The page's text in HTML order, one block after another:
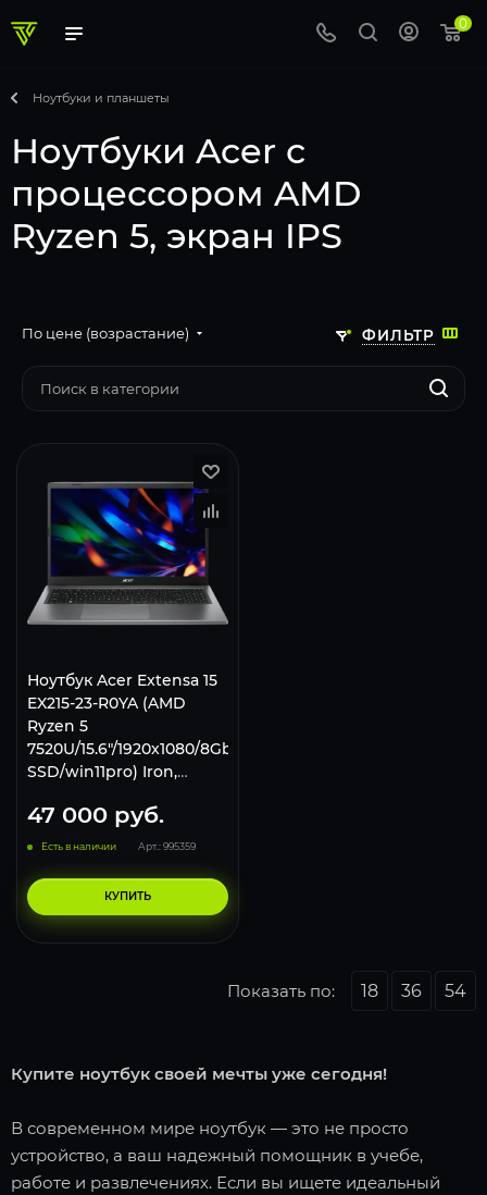
0
Ноутбуки и планшеты
Ноутбуки Acer с
процессором AMD
Ryzen 5, экран IPS
ФИЛЬТР
По цене (возрастание)
Ноутбук Acer Extensa 15
EX215-23-R0YA (AMD
Ryzen 5
7520U/15.6"/1920x1080/8Gb/256Gb
SSD/win11pro) Iron,
47 000 руб.
Есть в наличии Арт.: 995359
КУПИТЬ
Показать по: 18 36 54
Купите ноутбук своей мечты уже сегодня!
В современном мире ноутбук — это не просто
устройство, а ваш надежный помощник в учебе,
работе и развлечениях. Если вы ищете идеальный